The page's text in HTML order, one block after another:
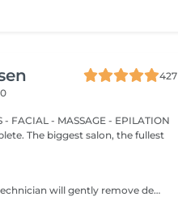
427
FACIAL - MASSAGE - EPILATION
The biggest salon, the fullest
We take care of your nails! Your technician will gently remove dead skin cells, shape and file your nails, and buff the outer surface for a smooth, natural finish. Our masters offer edged, hardware, or combined manicures, depending on your preferences. How is a manicure without polish done? - rough skin is gently removed - the shape of the nail plate is delicately corrected - the cuticle and side ridges are carefully tidied up - cuticle oil and hand cream are applied to nourish and hydrate Age restrictions: recommended from 14 years and up. Post procedure recommendations: no special post-care needed for this treatment. Frequency: once every 3 weeks.